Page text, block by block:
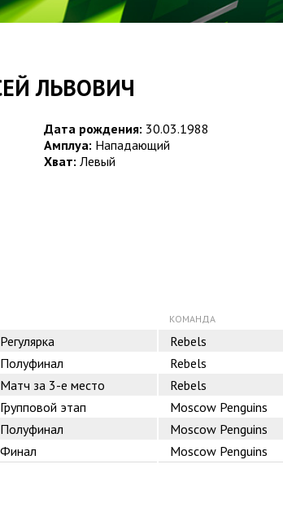
ЛЬВОВИЧ
Дата рождения: 30.03.1988
Амплуа: Нападающий
Хват: Левый
КОМАНДА
Rebels
Rebels
за 3-е место Rebels
этап Moscow Penguins
Moscow Penguins
Moscow Penguins